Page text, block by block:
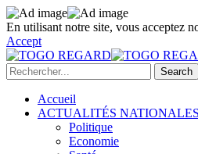
En utilisant notre site, vous acceptez
Accept
Accueil
ACTUALITÉS NATIONALES
Politique
Economie